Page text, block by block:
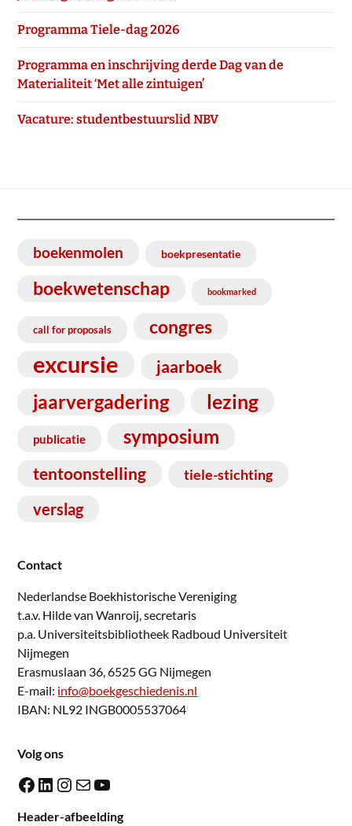
Programma Tiele-dag 2026
Programma en inschrijving derde Dag van de
Materialiteit ‘Met alle zintuigen’
Vacature: studentbestuurslid NBV
boekenmolen boekpresentatie
boekwetenschap bookmarked
call for proposals congres
excursie jaarboek
jaarvergadering lezing
publicatie symposium
tentoonstelling tiele-stichting
verslag
Contact
Nederlandse Boekhistorische Vereniging
t.a.v. Hilde van Wanroij, secretaris
p.a. Universiteitsbibliotheek Radboud Universiteit
Nijmegen
Erasmuslaan 36, 6525 GG Nijmegen
E-mail: info@boekgeschiedenis.nl
IBAN: NL92 INGB0005537064
Volg ons
Facebook LinkedIn Instagram E-mail YouTube
Header-afbeelding